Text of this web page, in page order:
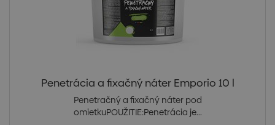
Penetrácia a fixačný náter Emporio 10 l
Penetračný a fixačný náter pod
omietkuPOUŽITIE:Penetrácia je...